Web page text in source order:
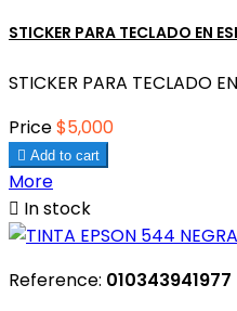
STICKER PARA TECLADO EN
STICKER PARA TECLADO
Price$5,000
 Add to cart
More
 In stock
Reference: 010343941977